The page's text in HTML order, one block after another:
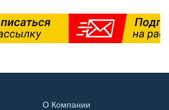
О Компании